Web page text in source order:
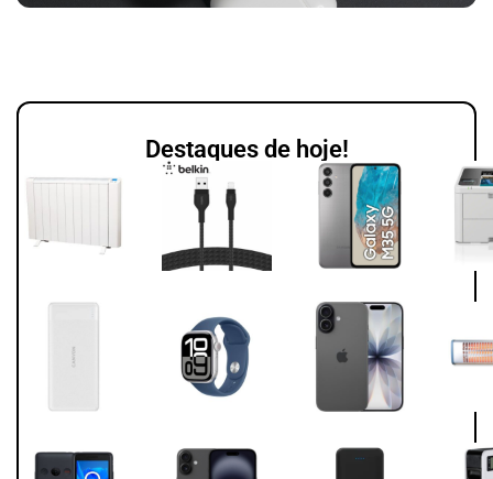
Destaques de hoje!